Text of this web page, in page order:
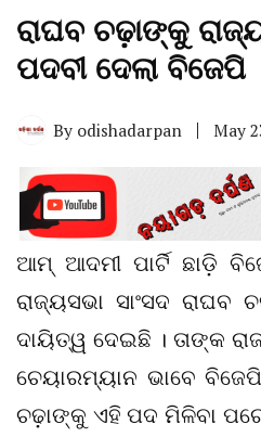
ରାଘବ ଚଢ଼ାଙ୍କୁ
ପଦବୀ ଦେଲା ବିଜେପି
By odishadarpan May
ଆମ୍ ଆଦମୀ ପାର୍ଟି ଛାଡ଼ି
ରାଜ୍ୟସଭା ସାଂସଦ
ଦାୟିତ୍ୱ ଦେଇଛି । ତାଙ୍କ
ଚେୟାରମ୍ୟାନ ଭାବେ
ଚଢ଼ାଙ୍କୁ ଏହି ପଦ ମିଳିବା